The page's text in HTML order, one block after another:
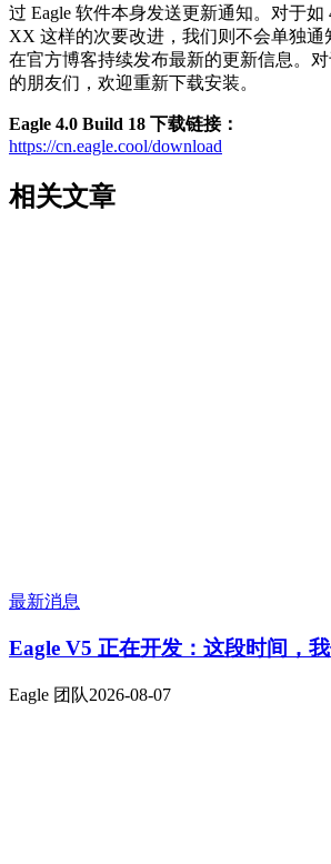
过 Eagle 软件本身发送更新通知。对于如
XX 这样的次要改进，我们则不会单独通
在官方博客持续发布最新的更新信息。
的朋友们，欢迎重新下载安装。
Eagle 4.0 Build 18 下载链接：
https://cn.eagle.cool/download
相关文章
最新消息
Eagle V5 正在开发：这段时间，
Eagle 团队2026-08-07